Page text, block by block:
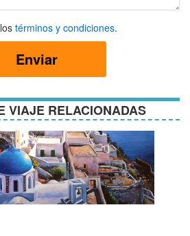
términos y condiciones.
Enviar
VIAJE RELACIONADAS